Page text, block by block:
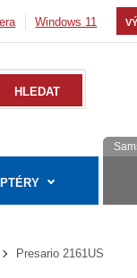
Windows 11
Presario 2161US